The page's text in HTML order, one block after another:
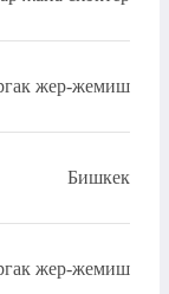
жер-жемиш
Бишкек
жер-жемиш